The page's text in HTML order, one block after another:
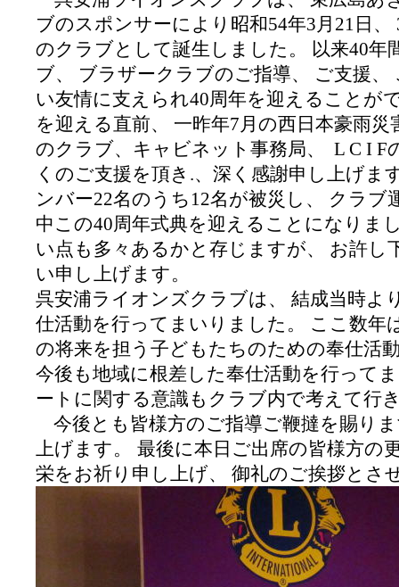
ブのスポンサーにより昭和54年3 月 21 日、
のクラブとして誕生しました。 以来40年
ブ、 ブラザークラブのご指導、 ご支援、
い友情に支えられ40周年を迎えることが
を迎える直前、 一昨年7 月の西日本豪雨
のクラブ、キャビネット事務局、
L C I F
くのご支援を頂き .、深く感謝申し上げま
ンバー22名のうち 12名が被災し、 クラブ
中この40周年式典を迎えることになりま
い点も多々あるかと存じますが、 お許し
い申し上げます。
呉安浦ライオンズクラブは、 結成当時よ
仕活動を行ってまいりました。 ここ数年
の将来を担う子どもたちのための奉仕活
今後も地域に根差した奉仕活動を行って
ートに関する意識もクラブ内で考えて行
今後とも皆様方のご指導ご鞭撻を賜り
上げます。
最後に本日ご出席の皆様方の
栄をお祈り申し上げ、 御礼のご挨拶とさ